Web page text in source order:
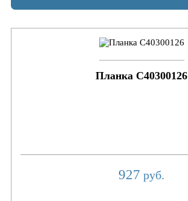
Планка C40300126
927 руб.